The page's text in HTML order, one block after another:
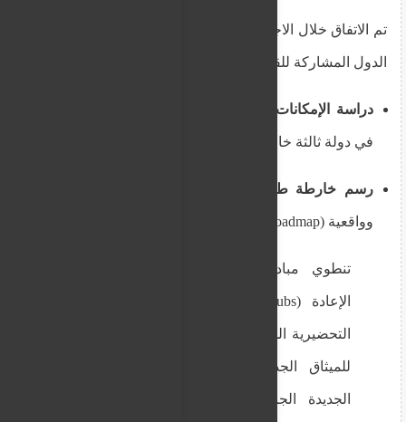
تم الاتفاق خلال الاجتماع على بدء مشاورات فورية بين
الدول المشاركة للقيام بما يلي:
دراسة الإمكانات:
في دولة ثالثة خارج القارة الأوروبية.
رسم خارطة طريق:
وواقعية (roadmap) للخطوات المقبلة لهذه المبادرة.
تنطوي مبادرة إنشاء وتشغيل مراكز
التحضيرية الجارية تمهيداً للتطبيق الكامل
للميثاق الجديد للهجرة، ولائحة الإعادة
الجديدة الجاري صياغتها، بهدف تعزيز